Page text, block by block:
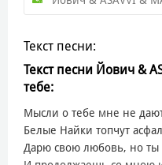
Текст песни:
Текст песни Йович &
тебе:
Мысли о тебе мне не
Белые Найки топчут
Дарю свою любовь, но ты